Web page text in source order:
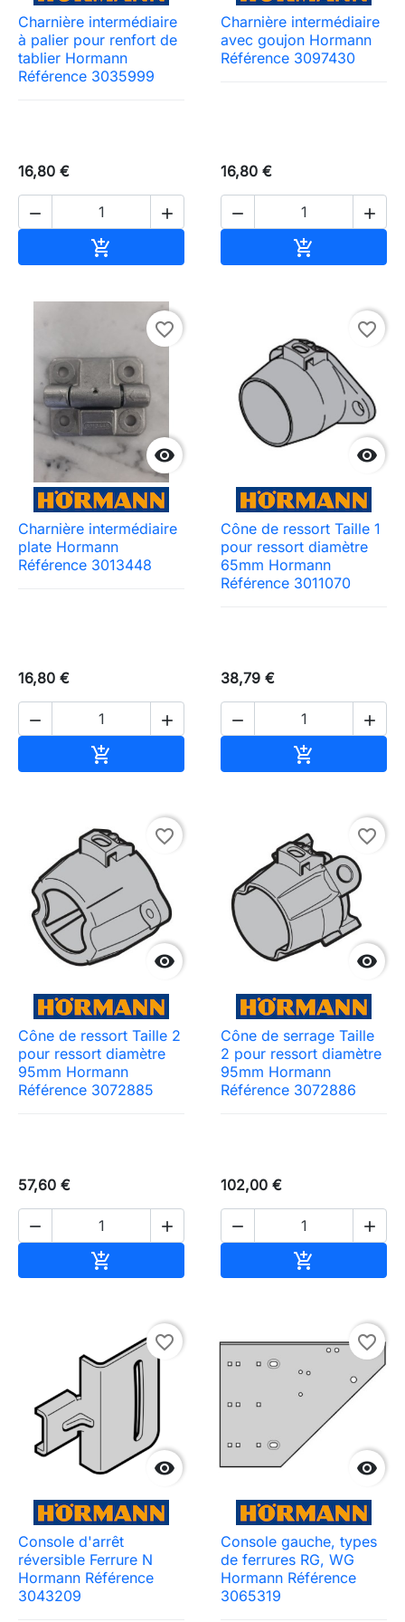
Charnière intermédiaire
à palier pour renfort de
tablier Hormann
Référence 3035999
16,80 €
 

Charnière intermédiaire
avec goujon Hormann
Référence 3097430
16,80 €
 


favorite_border
Charnière intermédiaire
plate Hormann
Référence 3013448
16,80 €
 


favorite_border
Cône de ressort Taille 1
pour ressort diamètre
65mm Hormann
Référence 3011070
38,79 €
 


favorite_border
Cône de ressort Taille 2
pour ressort diamètre
95mm Hormann
Référence 3072885
57,60 €
 


favorite_border
Cône de serrage Taille
2 pour ressort diamètre
95mm Hormann
Référence 3072886
102,00 €
 


favorite_border
Console d'arrêt
réversible Ferrure N
Hormann Référence
3043209

favorite_border
Console gauche, types
de ferrures RG, WG
Hormann Référence
3065319